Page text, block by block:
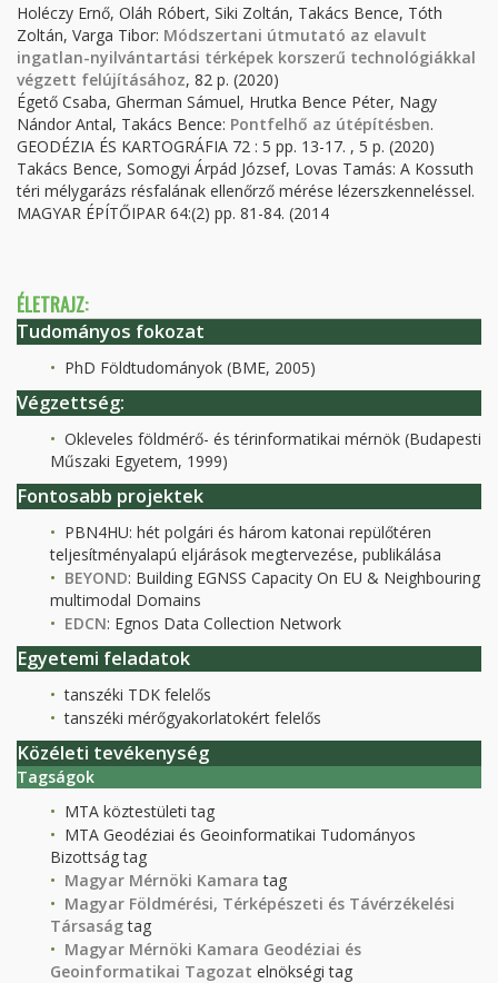
Holéczy Ernő, Oláh Róbert, Siki Zoltán, Takács Bence, Tóth
Zoltán, Varga Tibor: Módszertani útmutató az elavult
ingatlan-nyilvántartási térképek korszerű technológiákkal
végzett felújításához, 82 p. (2020)
Égető Csaba, Gherman Sámuel, Hrutka Bence Péter, Nagy
Nándor Antal, Takács Bence: Pontfelhő az útépítésben.
GEODÉZIA ÉS KARTOGRÁFIA 72 : 5 pp. 13-17. , 5 p. (2020)
Takács Bence, Somogyi Árpád József, Lovas Tamás: A Kossuth
téri mélygarázs résfalának ellenőrző mérése lézerszkenneléssel.
MAGYAR ÉPÍTŐIPAR 64:(2) pp. 81-84. (2014
ÉLETRAJZ:
Tudományos fokozat
PhD Földtudományok (BME, 2005)
Végzettség:
Okleveles földmérő- és térinformatikai mérnök (Budapesti
Műszaki Egyetem, 1999)
Fontosabb projektek
PBN4HU: hét polgári és három katonai repülőtéren
teljesítményalapú eljárások megtervezése, publikálása
BEYOND: Building EGNSS Capacity On EU & Neighbouring
multimodal Domains
EDCN: Egnos Data Collection Network
Egyetemi feladatok
tanszéki TDK felelős
tanszéki mérőgyakorlatokért felelős
Közéleti tevékenység
Tagságok
MTA köztestületi tag
MTA Geodéziai és Geoinformatikai Tudományos
Bizottság tag
Magyar Mérnöki Kamara tag
Magyar Földmérési, Térképészeti és Távérzékelési
Társaságtag
Magyar Mérnöki Kamara Geodéziai és
Geoinformatikai Tagozat elnökségi tag